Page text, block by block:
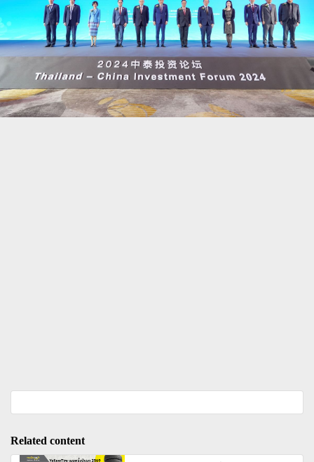
Related content